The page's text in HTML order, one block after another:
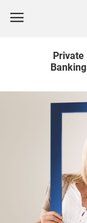
Private
Banking